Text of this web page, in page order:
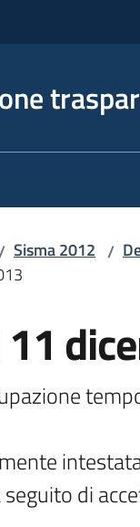
Sisma 2012 /
di